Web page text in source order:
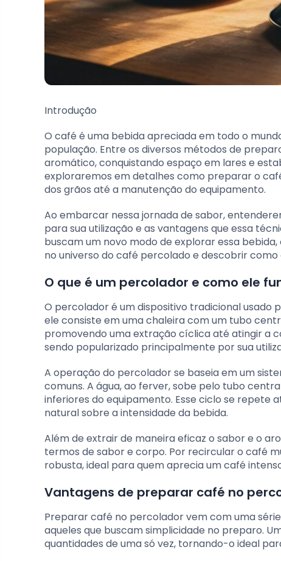
Introdução
O café é uma bebida apreciada em todo o
população. Entre os diversos métodos de
aromático, conquistando espaço em lares e
exploraremos em detalhes como preparar o
dos grãos até a manutenção do equipamento.
Ao embarcar nessa jornada de sabor,
para sua utilização e as vantagens que essa
buscam um novo modo de explorar essa
no universo do café percolado e descobrir
O que é um percolador e como ele
O percolador é um dispositivo tradicional
ele consiste em uma chaleira com um tubo
promovendo uma extração cíclica até atingir a
sendo popularizado principalmente por sua
A operação do percolador se baseia em um
comuns. A água, ao ferver, sobe pelo tubo
inferiores do equipamento. Esse ciclo se repete
natural sobre a intensidade da bebida.
Além de extrair de maneira eficaz o sabor e o
termos de sabor e corpo. Por recircular o café
robusta, ideal para quem aprecia um café
Vantagens de preparar café no
Preparar café no percolador vem com uma
aqueles que buscam simplicidade no preparo.
quantidades de uma só vez, tornando-o ideal